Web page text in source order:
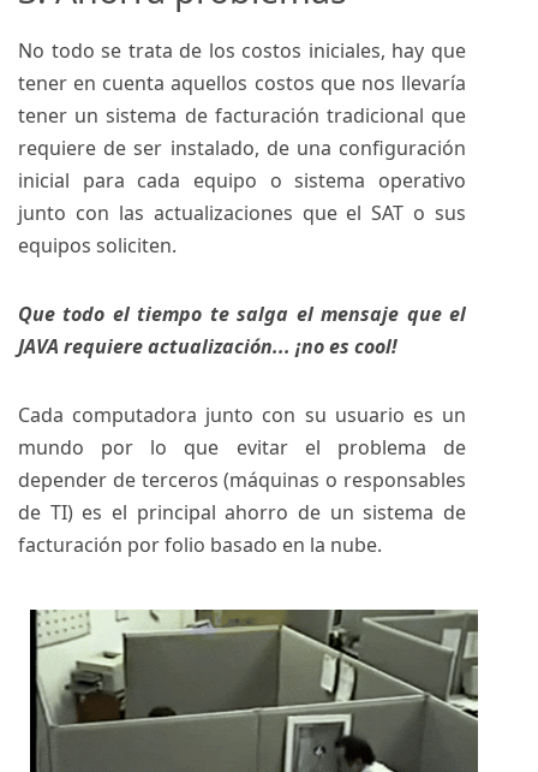
No todo se trata de los costos iniciales, hay que
tener en cuenta aquellos costos que nos llevaría
tener un sistema de facturación tradicional que
requiere de ser instalado, de una configuración
inicial para cada equipo o sistema operativo
junto con las actualizaciones que el SAT o sus
equipos soliciten.
Que todo el tiempo te salga el mensaje que el
JAVA requiere actualización... ¡no es cool!
Cada computadora junto con su usuario es un
mundo por lo que evitar el problema de
depender de terceros (máquinas o responsables
de TI) es el principal ahorro de un sistema de
facturación por folio basado en la nube.